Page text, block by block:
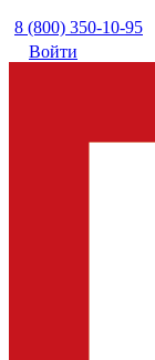
8 (800) 350-10-95
Войти